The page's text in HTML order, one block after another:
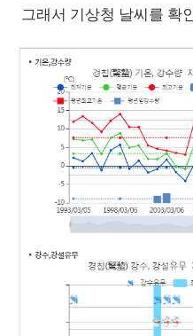
그래서 기상청 날씨를 확